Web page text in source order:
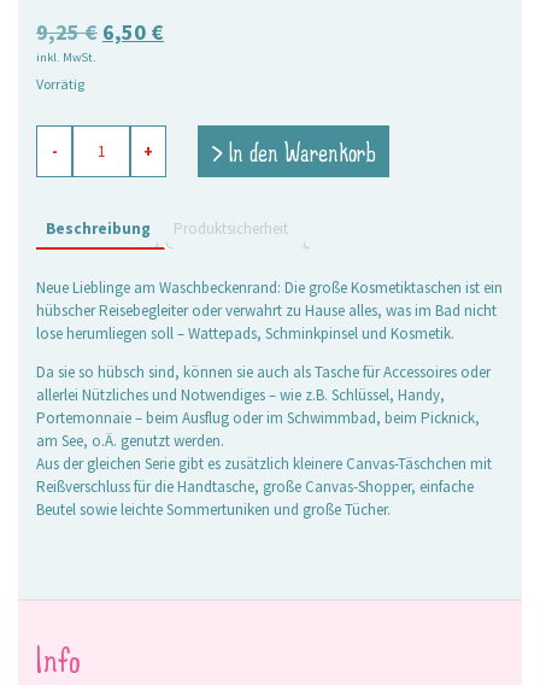
9,25€ Ursprünglicher
9,25 €
6,50 €
6,50 €.
inkl. MwSt.
Vorrätig
Crazy
Fish
groß
Menge
- + > In den Warenkorb
Beschreibung Produktsicherheit
Neue Lieblinge am Waschbeckenrand: Die große Kosmetiktaschen ist ein
hübscher Reisebegleiter oder verwahrt zu Hause alles, was im Bad nicht
lose herumliegen soll – Wattepads, Schminkpinsel und Kosmetik.
Da sie so hübsch sind, können sie auch als Tasche für Accessoires oder
allerlei Nützliches und Notwendiges – wie z.B. Schlüssel, Handy,
Portemonnaie – beim Ausflug oder im Schwimmbad, beim Picknick,
am See, o.Ä. genutzt werden.
Aus der gleichen Serie gibt es zusätzlich kleinere Canvas-Täschchen mit
Reißverschluss für die Handtasche, große Canvas-Shopper, einfache
Beutel sowie leichte Sommertuniken und große Tücher.
Info